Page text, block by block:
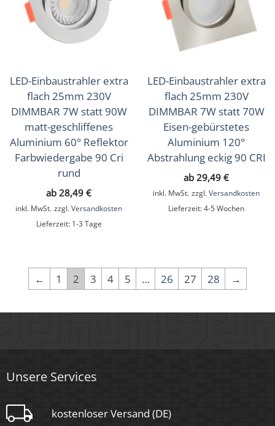
LED-Einbaustrahler extra
flach 25mm 230V
DIMMBAR 7W statt 90W
matt-geschliffenes
Aluminium 60° Reflektor
Farbwiedergabe 90 Cri
rund
ab 28,49 €
inkl. MwSt. zzgl. Versandkosten
Lieferzeit: 1-3 Tage
LED-Einbaustrahler extra
flach 25mm 230V
DIMMBAR 7W statt 70W
Eisen-gebürstetes
Aluminium 120°
Abstrahlung eckig 90 CRI
ab 29,49 €
inkl. MwSt. zzgl. Versandkosten
Lieferzeit:4-5 Wochen
← 1 2 3 4 5 … 26 27 28 →
Unsere Services
kostenloser Versand (DE)